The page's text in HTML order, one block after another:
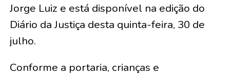
Jorge Luiz e está disponível na edição do
Diário da Justiça desta quinta-feira, 30 de
julho.
Conforme a portaria, crianças e